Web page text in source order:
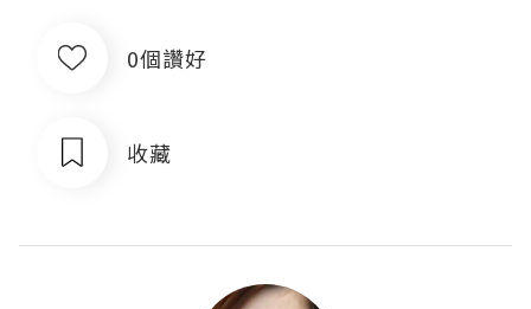
0個讚好
收藏